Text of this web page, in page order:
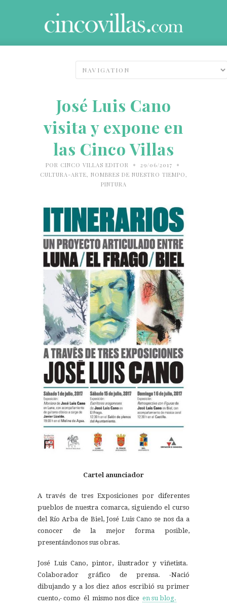
José Luis Cano
visita y expone en
las Cinco Villas
POR CINCO VILLAS EDITOR • 29/06/2017 •
CULTURA-ARTE, NOMBRES DE NUESTRO TIEMPO ,
PINTURA
Cartel anunciador
A través de tres Exposiciones por diferentes
pueblos de nuestra comarca, siguiendo el curso
del Río Arba de Biel, José Luis Cano se nos da a
conocer de la mejor forma posible,
presentándonos sus obras.
José Luis Cano, pintor, ilustrador y viñetista.
Colaborador gráfico de prensa. -Nació
dibujando y a los diez años escribió su primer
cuento,- como él mismo nos dice en su blog.